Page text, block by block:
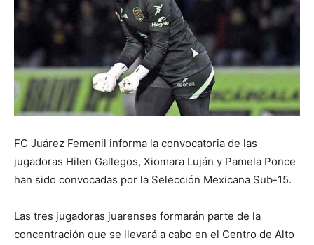
FC Juárez Femenil informa la convocatoria de las
jugadoras Hilen Gallegos, Xiomara Luján y Pamela Ponce
han sido convocadas por la Selección Mexicana Sub-15.
Las tres jugadoras juarenses formarán parte de la
concentración que se llevará a cabo en el Centro de Alto